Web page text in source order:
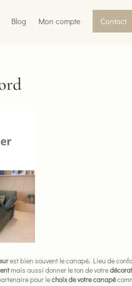
Blog Mon compte Contact
est bien souvent le canapé. Lieu de
mais aussi donner le ton de votre
pour lechoix de votre canapé